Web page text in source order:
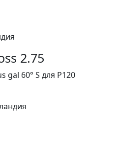
2.75
gal 60° S для P120